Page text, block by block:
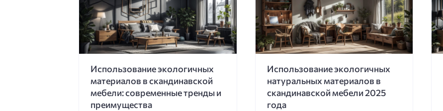
Использование экологичных
материалов в скандинавской
мебели: современные тренды и
преимущества
Использование экологичных
натуральных материалов в
скандинавской мебели 2025
года